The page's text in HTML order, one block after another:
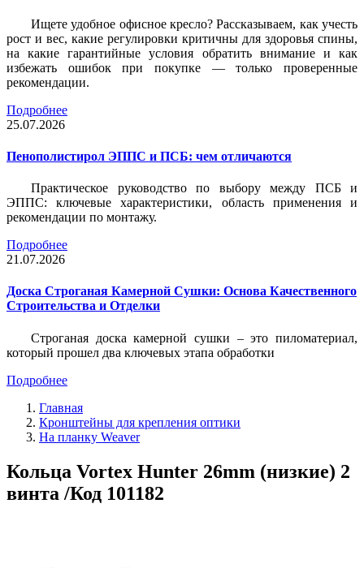
Ищете удобное офисное кресло? Рассказываем, как учесть
рост и вес, какие регулировки критичны для здоровья спины,
на какие гарантийные условия обратить внимание и как
избежать ошибок при покупке — только проверенные
рекомендации.
Подробнее
25.07.2026
Пенополистирол ЭППС и ПСБ: чем отличаются
Практическое руководство по выбору между ПСБ и
ЭППС: ключевые характеристики, область применения и
рекомендации по монтажу.
Подробнее
21.07.2026
Доска Строганая Камерной Сушки: Основа Качественного
Строительства и Отделки
Строганая доска камерной сушки – это пиломатериал,
который прошел два ключевых этапа обработки
Подробнее
Главная
Кронштейны для крепления оптики
На планку Weaver
Кольца Vortex Hunter 26mm (низкие) 2
винта /Код 101182